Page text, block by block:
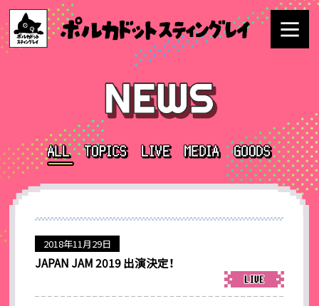
2018年11月29日
JAPAN JAM 2019 出演決定！